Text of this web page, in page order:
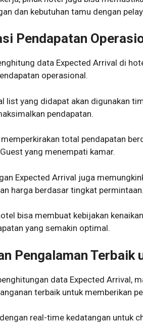
dan kebutuhan tamu dengan
Pendapatan
data Expected Arrival di
operasional.
list yang didapat akan digunakan
pendapatan.
total pendapatan
yang menempati kamar.
Expected Arrival juga
harga berdasar tingkat permintaan.
bisa membuat kebijakan
yang semakin optimal.
Pengalaman Terbaik
data Expected Arrival,
terbaik untuk memberikan
real-time kedatangan untuk